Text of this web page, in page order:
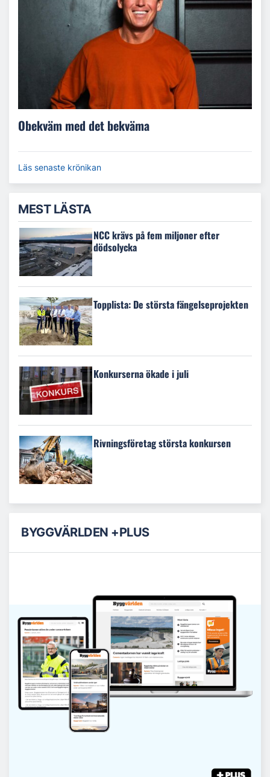
Obekväm med det bekväma
Läs senaste krönikan
MEST LÄSTA
NCC krävs på fem miljoner efter
dödsolycka
Topplista: De största fängelseprojekten
Konkurserna ökade i juli
Rivningsföretag största konkursen
BYGGVÄRLDEN +PLUS